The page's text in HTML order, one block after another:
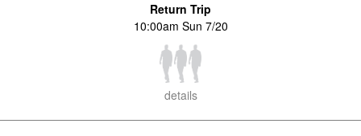
Return Trip
10:00am Sun 7/20
details